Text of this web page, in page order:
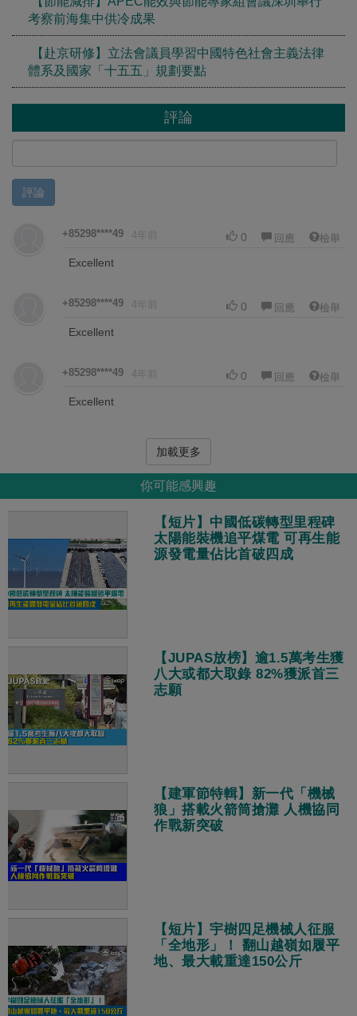
考察前海集中供冷成果
【赴京研修】立法會議員學習中國特色社會主義法律
體系及國家「十五五」規劃要點
評論
評論
+85298****49 4年前 0 回應 檢舉
Excellent
+85298****49 4年前 0 回應 檢舉
Excellent
+85298****49 4年前 0 回應 檢舉
Excellent
加載更多
你可能感興趣
【短片】中國低碳轉型里程碑
太陽能裝機追平煤電 可再生能
源發電量佔比首破四成
【JUPAS放榜】逾1.5萬考生獲
八大或都大取錄 82%獲派首三
志願
【建軍節特輯】新一代「機械
狼」搭載火箭筒搶灘 人機協同
作戰新突破
【短片】宇樹四足機械人征服
「全地形」！ 翻山越嶺如履平
地、最大載重達150公斤